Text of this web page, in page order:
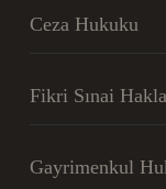
Ceza Hukuku
Fikri Sınai
Gayrimenkul